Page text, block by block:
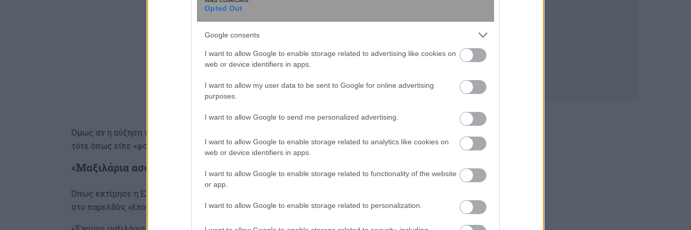
Opted Out
Google consents
I want to allow Google to enable storage related to advertising like cookies on
web or device identifiers in apps.
I want to allow my user data to be sent to Google for online advertising
purposes.
I want to allow Google to send me personalized advertising.
I want to allow Google to enable storage related to analytics like cookies on
web or device identifiers in apps.
I want to allow Google to enable storage related to functionality of the website
or app.
I want to allow Google to enable storage related to personalization.
Όμως αν η αύξηση του πληθωρισμού είναι μεγάλη και διατηρηθεί για μεγάλο χρονικό διάστημα
τότε όπως είπε «φοβάμαι θα πάμε σε άλλες καταστάσεις».
«Μαξιλάρια ασφαλείας» για την ελληνική οικονομία
Όπως εκτίμησε η Ελλάδα βρίσκεται συγκριτικά σε καλύτερη θέση λόγω των καλών επιδόσεων
στο παρελθόν, «έχουμε μαξιλαράκια ασφαλείας».